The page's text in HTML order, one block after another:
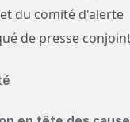
du comité d'alerte
de presse